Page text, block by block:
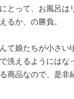
とって、お風呂は
るか、の勝負。
て娘たちが小さい
洗えるようにはな
商品なので、是非